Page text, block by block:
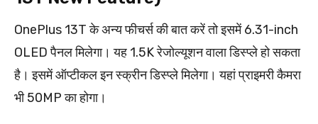
OnePlus 13T के अन्य फीचर्स की बात करें तो इसमें 6.31-inch
OLED पैनल मिलेगा। यह 1.5K रेजोल्यूशन वाला डिस्प्ले हो सकता
है। इसमें ऑप्टीकल इन स्क्रीन डिस्प्ले मिलेगा। यहां प्राइमरी कैमरा
भी 50MP का होगा।